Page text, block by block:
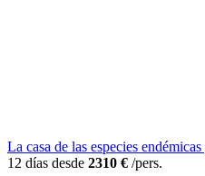
La casa de las especies
12 días desde 2310 € /pers.